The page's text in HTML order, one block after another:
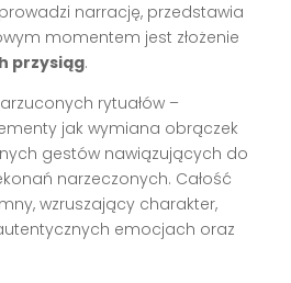
narrację, przedstawia
momentem jest złożenie
przysiąg.
rytuałów –
jak wymiana obrączek
gestów nawiązujących do
narzeczonych. Całość
wzruszający charakter,
emocjach oraz